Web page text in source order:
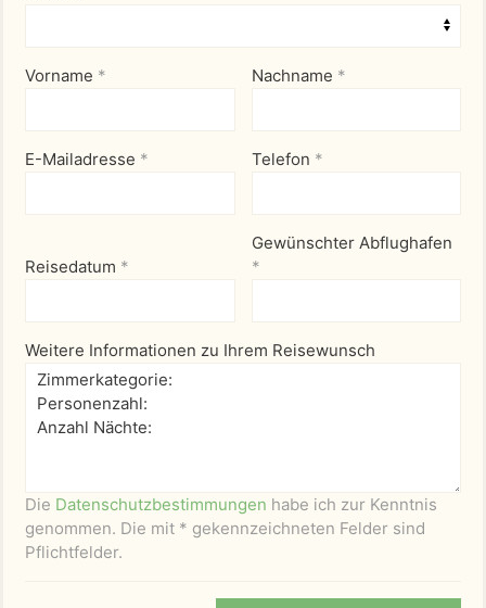
Vorname * Nachname *
E-Mailadresse * Telefon *
Reisedatum *
Gewünschter Abflughafen
*
Weitere Informationen zu Ihrem Reisewunsch
Die Datenschutzbestimmungen habe ich zur Kenntnis
genommen. Die mit * gekennzeichneten Felder sind
Pflichtfelder.